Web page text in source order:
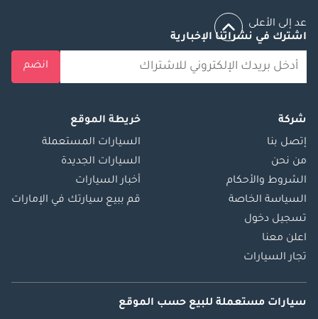
عد إلى الأعلى
اشترك في نشراتنا الإخبارية
انضم
شركة
إتصل بنا
من نحن
الشروط والأحكام
السياسة الخاصة
تسجيل دخول
اعلن معنا
تجار السيارات
خريطة الموقع
السيارات المستعملة
السيارات الجديدة
أخبار السيارات
قم ببيع سيارتك في الإمارات
سيارات مستعملة للبيع حسب الموقع